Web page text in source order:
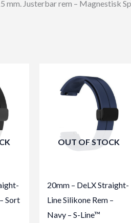
Justerbar rem – Magnestisk
Sort
OUT OF STOCK
20mm – DeLX Straight-
Line Silikone Rem –
Navy – S-Line™